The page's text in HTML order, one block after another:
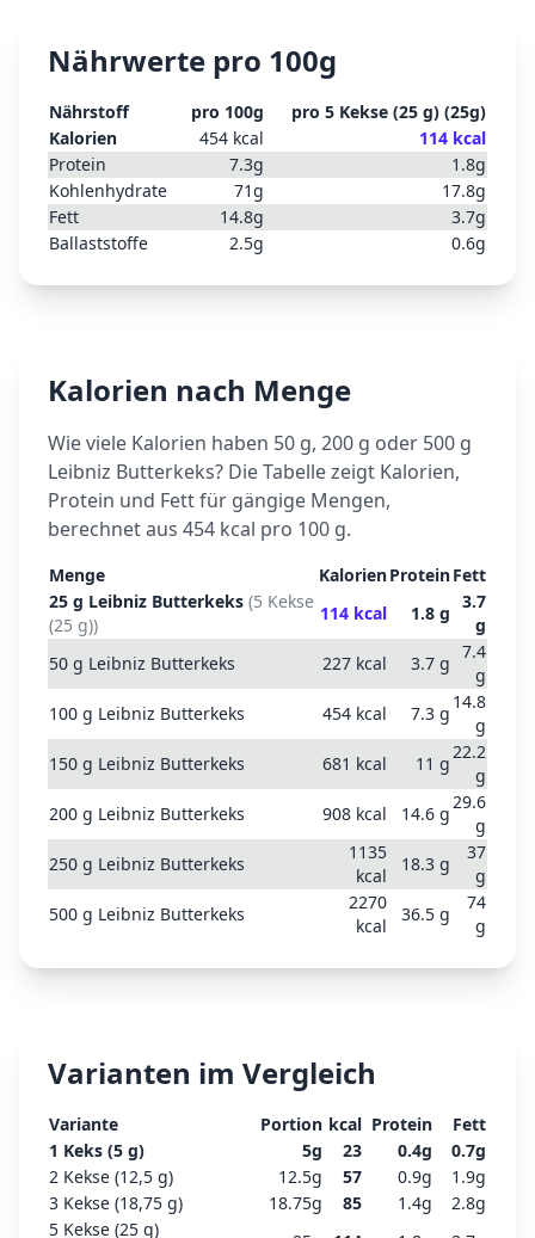
Nährwerte pro 100g
Nährstoff pro 100g pro 5 Kekse (25 g) (25g)
Kalorien
454 kcal 114 kcal
Protein
7.3g 1.8g
Kohlenhydrate
71g 17.8g
Fett
14.8g 3.7g
Ballaststoffe
2.5g 0.6g
Kalorien nach Menge
Wie viele Kalorien haben 50 g, 200 g oder 500 g
Leibniz Butterkeks? Die Tabelle zeigt Kalorien,
Protein und Fett für gängige Mengen,
berechnet aus 454 kcal pro 100 g.
Menge KalorienProteinFett
25 g Leibniz Butterkeks (5 Kekse
(25 g))
114 kcal 1.8 g
3.7
g
50 g Leibniz Butterkeks 227 kcal 3.7 g
7.4
g
100 g Leibniz Butterkeks 454 kcal 7.3 g
14.8
g
150 g Leibniz Butterkeks 681 kcal 11 g
22.2
g
200 g Leibniz Butterkeks 908 kcal 14.6 g
29.6
g
250 g Leibniz Butterkeks
1135
kcal
18.3 g
37
g
500 g Leibniz Butterkeks
2270
kcal
36.5 g
74
g
Varianten im Vergleich
Variante Portion kcal Protein
Fett
1 Keks (5 g)
5g 23 0.4g 0.7g
2 Kekse (12,5 g)
12.5g 57 0.9g 1.9g
3 Kekse (18,75 g)
18.75g 85 1.4g 2.8g
5 Kekse (25 g)